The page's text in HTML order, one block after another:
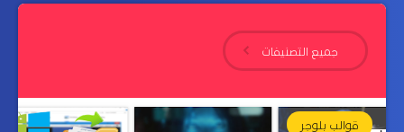
جميع التصنيفات
قوالب بلوجر